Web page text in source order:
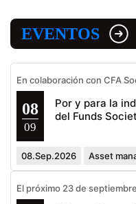
EVENTOS
En colaboración con CFA
08
09
Por y para la
del Funds
08.Sep.2026 Asset
El próximo 23 de septiembre